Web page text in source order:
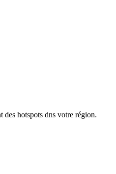
des hotspots dns votre région.